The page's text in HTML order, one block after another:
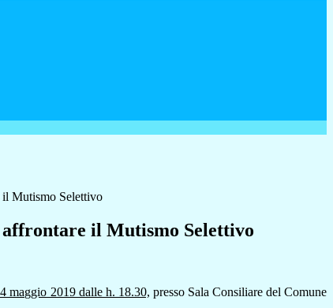
il Mutismo Selettivo
affrontare il Mutismo Selettivo
maggio 2019 dalle h. 18.30, presso Sala Consiliare del Comune